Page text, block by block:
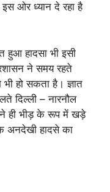
ओर ध्यान दे रहा है
हुआ हादसा भी इसी
ने समय रहते
भी हो सकता है। ज्ञात
दिल्ली – नारनौल
ही भीड़ के रूप में खड़े
अनदेखी हादसे का